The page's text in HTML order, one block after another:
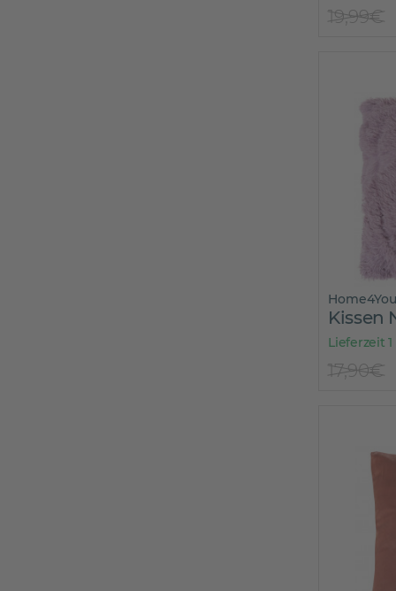
19,99€
Home4You
Kissen
Lieferzeit 1
17,90€